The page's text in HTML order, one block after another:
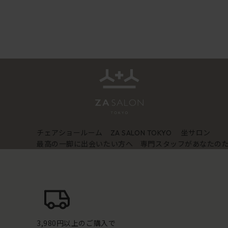
チェアショールーム ZA SALON TOKYO
坐サロン
最高の一脚に出会いたい方へ 専門スタッフがあなたの
3,980円以上のご購入で